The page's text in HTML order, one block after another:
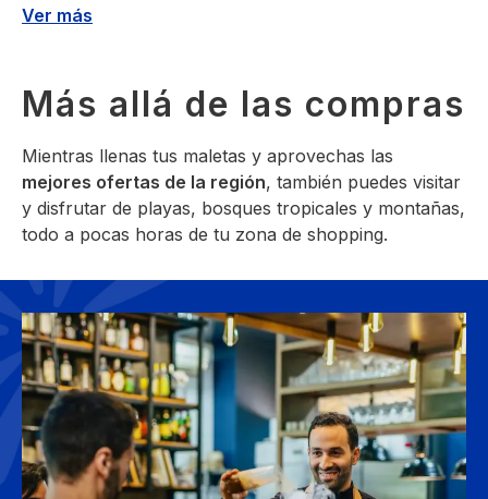
Ver más
Más allá de las compras
Mientras llenas tus maletas y aprovechas las
mejores ofertas de la región, también puedes visitar
y disfrutar de playas, bosques tropicales y montañas,
todo a pocas horas de tu zona de shopping.